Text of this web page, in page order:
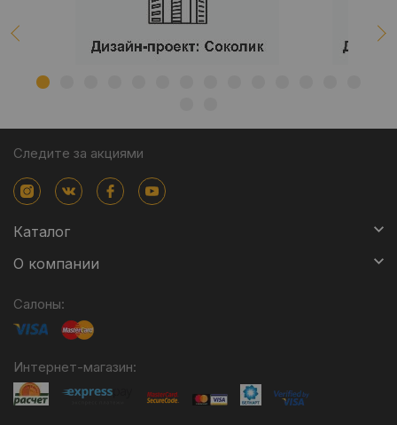
Следите за акциями
Каталог
О компании
Салоны:
Интернет-магазин: